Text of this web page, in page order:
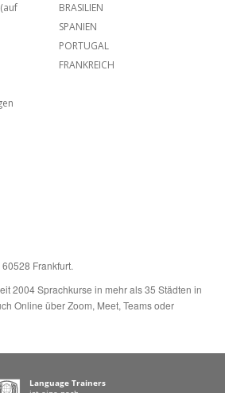
BRASILIEN
SPANIEN
PORTUGAL
FRANKREICH
Frankfurt.
2004 Sprachkurse in mehr als 35 Städten in
Online über Zoom, Meet, Teams oder